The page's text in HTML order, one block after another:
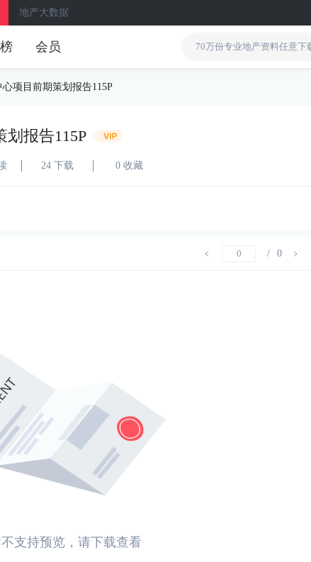
地产大数据
会员
项目前期策划报告115P
划报告115P
24 下载 0 收藏
/ 0
支持预览，请下载查看